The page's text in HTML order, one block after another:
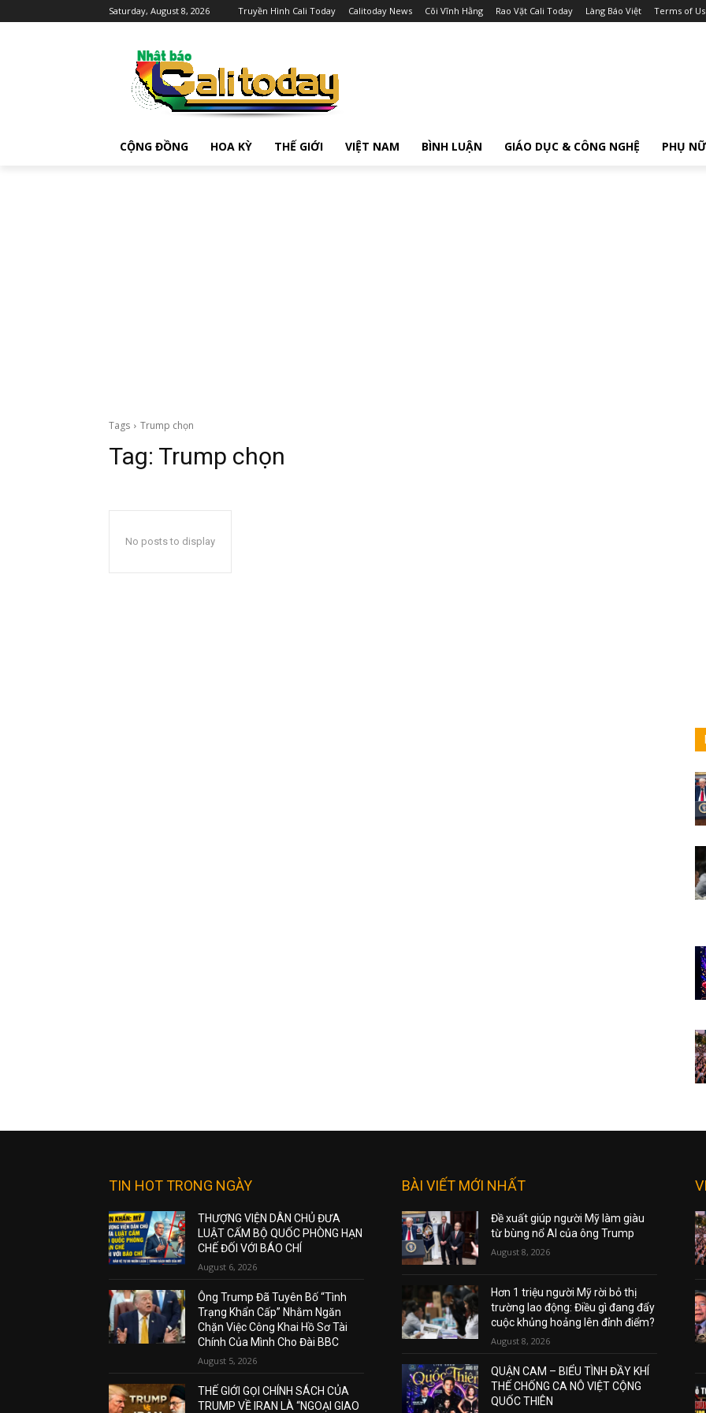
Saturday, August 8, 2026 Truyền Hình Cali Today Calitoday News Cõi Vĩnh Hằng Rao Vặt Cali Today Làng Báo Việt Terms of
CỘNG ĐỒNG HOA KỲ THẾ GIỚI VIỆT NAM BÌNH LUẬN GIÁO DỤC & CÔNG NGHỆ PHỤ NỮ
Tags Trump chọn
Tag: Trump chọn
No posts to display
TIN HOT TRONG NGÀY
THƯỢNG VIỆN DÂN CHỦ ĐƯA
LUẬT CẤM BỘ QUỐC PHÒNG HẠN
CHẾ ĐỐI VỚI BÁO CHÍ
August 6, 2026
Ông Trump Đã Tuyên Bố “Tình
Trạng Khẩn Cấp” Nhằm Ngăn
Chặn Việc Công Khai Hồ Sơ Tài
Chính Của Mình Cho Đài BBC
August 5, 2026
THẾ GIỚI GỌI CHÍNH SÁCH CỦA
TRUMP VỀ IRAN LÀ “NGOẠI GIAO
BÀI VIẾT MỚI NHẤT
Đề xuất giúp người Mỹ làm giàu
từ bùng nổ AI của ông Trump
August 8, 2026
Hơn 1 triệu người Mỹ rời bỏ thị
trường lao động: Điều gì đang đẩy
cuộc khủng hoảng lên đỉnh điểm?
August 8, 2026
QUẬN CAM – BIỂU TÌNH ĐẦY KHÍ
THẾ CHỐNG CA NÔ VIỆT CỘNG
QUỐC THIÊN